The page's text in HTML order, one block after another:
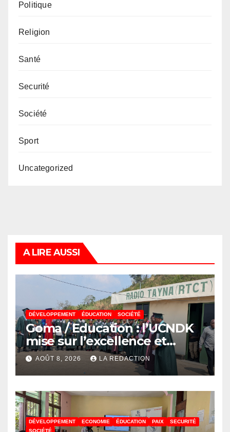
Politique
Religion
Santé
Securité
Société
Sport
Uncategorized
A LIRE AUSSI
DÉVELOPPEMENT ÉDUCATION SOCIÉTÉ
Goma / Education : l’UCNDK
mise sur l’excellence et
l’employabilité des jeunes
AOÛT 8, 2026 LA REDACTION
DÉVELOPPEMENT ECONOMIE ÉDUCATION PAIX
SECURITÉ
SOCIÉTÉ